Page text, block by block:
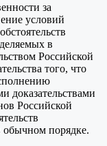
за
условий
в
Российской
того, что
доказательствами
Российской
обычном порядке.